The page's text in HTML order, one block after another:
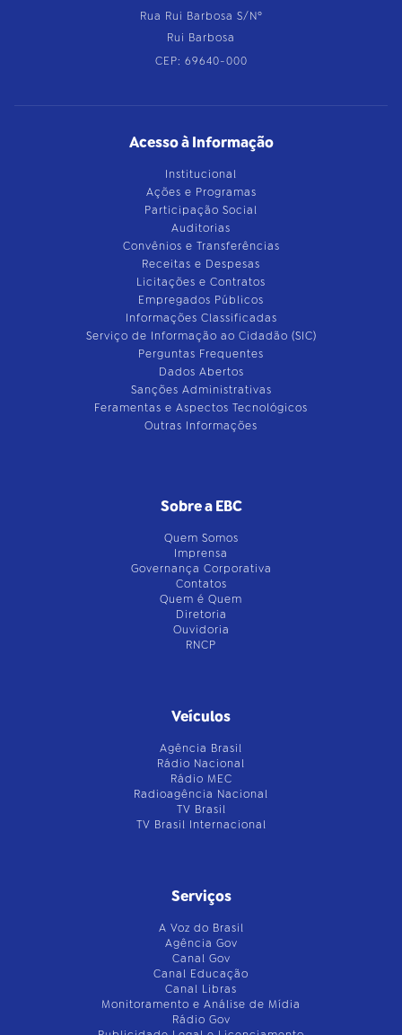
Rua Rui Barbosa S/Nº
Rui Barbosa
CEP: 69640-000
Acesso à Informação
Institucional
Ações e Programas
Participação Social
Auditorias
Convênios e Transferências
Receitas e Despesas
Licitações e Contratos
Empregados Públicos
Informações Classificadas
Serviço de Informação ao Cidadão (SIC)
Perguntas Frequentes
Dados Abertos
Sanções Administrativas
Feramentas e Aspectos Tecnológicos
Outras Informações
Sobre a EBC
Quem Somos
Imprensa
Governança Corporativa
Contatos
Quem é Quem
Diretoria
Ouvidoria
RNCP
Veículos
Agência Brasil
Rádio Nacional
Rádio MEC
Radioagência Nacional
TV Brasil
TV Brasil Internacional
Serviços
A Voz do Brasil
Agência Gov
Canal Gov
Canal Educação
Canal Libras
Monitoramento e Análise de Mídia
Rádio Gov